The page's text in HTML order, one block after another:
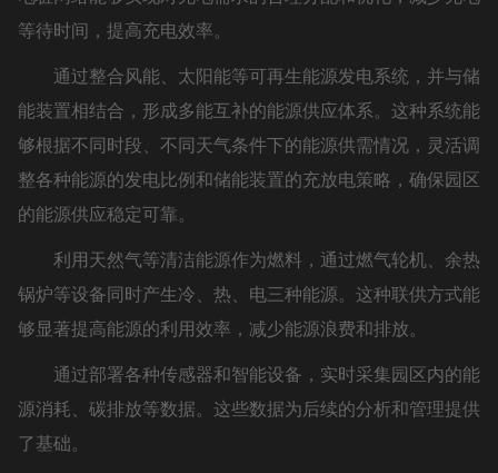
等待时间，提高充电效率。
通过整合风能、太阳能等可再生能源发电系统，并与储
能装置相结合，形成多能互补的能源供应体系。这种系统能
够根据不同时段、不同天气条件下的能源供需情况，灵活调
整各种能源的发电比例和储能装置的充放电策略，确保园区
的能源供应稳定可靠。
利用天然气等清洁能源作为燃料，通过燃气轮机、余热
锅炉等设备同时产生冷、热、电三种能源。这种联供方式能
够显著提高能源的利用效率，减少能源浪费和排放。
通过部署各种传感器和智能设备，实时采集园区内的能
源消耗、碳排放等数据。这些数据为后续的分析和管理提供
了基础。